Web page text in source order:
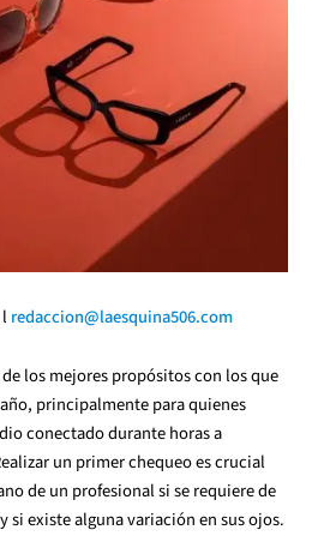
l redaccion@laesquina506.com
los mejores propósitos con los que
principalmente para quienes
conectado durante horas a
un primer chequeo es crucial
de un profesional si se requiere de
si existe alguna variación en sus ojos.